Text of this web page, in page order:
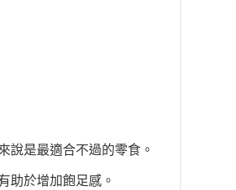
說是最適合不過的零食。
助於增加飽足感。